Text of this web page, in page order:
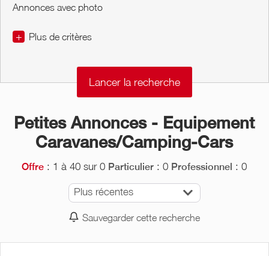
Annonces avec photo
+ Plus de critères
Petites Annonces - Equipement
Caravanes/Camping-Cars
Offre : 1 à 40 sur 0 Particulier : 0 Professionnel : 0
Plus récentes
Sauvegarder cette recherche